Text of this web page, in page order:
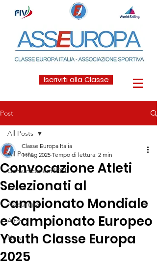
Iscriviti alla Classe
Post
All Posts
Comunicazioni IECU
Eventi
Asseuropa
Altro
News
All Posts
Convocazione Atleti
Selezionati al
Campionato Mondiale
e Campionato Europeo
Youth Classe Europa
2025
Classe Europa Italia
1 mag 2025 Tempo di lettura: 2 min